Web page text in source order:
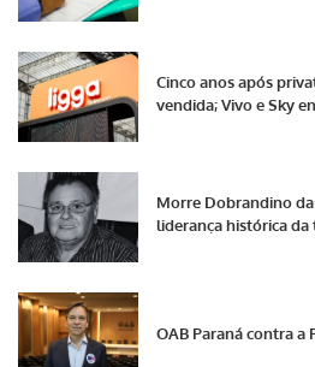
Cinco anos após
vendida; Vivo e Sky
Morre Dobrandino
liderança histórica
OAB Paraná contra a